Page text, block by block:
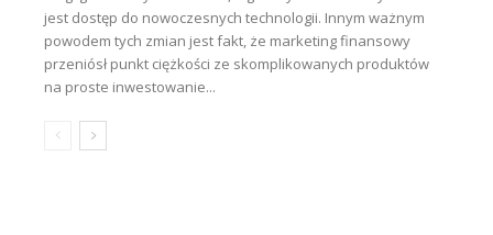
jest dostęp do nowoczesnych technologii. Innym ważnym
powodem tych zmian jest fakt, że marketing finansowy
przeniósł punkt ciężkości ze skomplikowanych produktów
na proste inwestowanie...